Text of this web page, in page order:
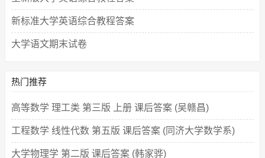
新标准大学英语综合教程答案
大学语文期末试卷
热门推荐
高等数学 理工类 第三版 上册 课后答案 (吴赣昌)
工程数学 线性代数 第五版 课后答案 (同济大学数学系)
大学物理学 第二版 课后答案 (韩家骅)